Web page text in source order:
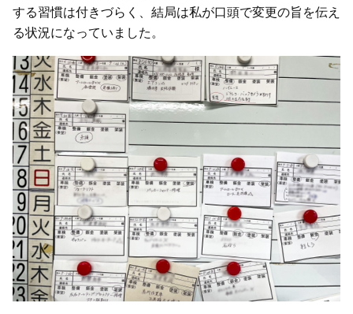
する習慣は付きづらく、結局は私が口頭で変更の旨を伝え
る状況になっていました。